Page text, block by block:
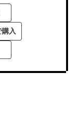
購入